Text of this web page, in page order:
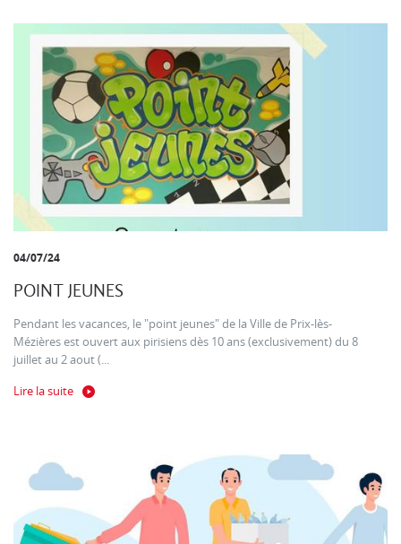
04/07/24
POINT JEUNES
Pendant les vacances, le "point jeunes" de la Ville de Prix-lès-
Mézières est ouvert aux pirisiens dès 10 ans (exclusivement) du 8
juillet au 2 aout (...
Lire la suite